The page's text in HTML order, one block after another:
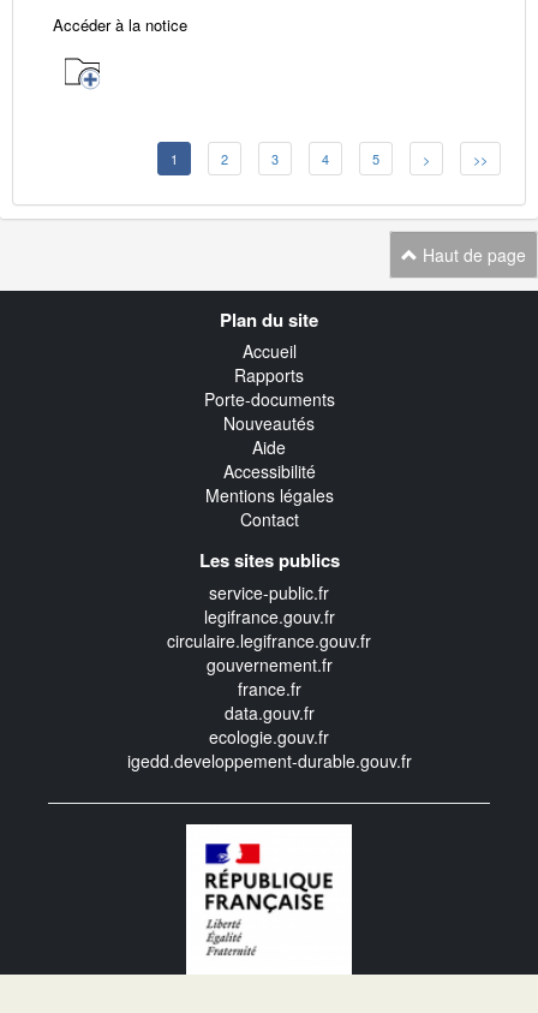
Accéder à la notice
1 2 3 4 5 > >>
Haut de page
Plan du site
Accueil
Rapports
Porte-documents
Nouveautés
Aide
Accessibilité
Mentions légales
Contact
Les sites publics
service-public.fr
legifrance.gouv.fr
circulaire.legifrance.gouv.fr
gouvernement.fr
france.fr
data.gouv.fr
ecologie.gouv.fr
igedd.developpement-durable.gouv.fr